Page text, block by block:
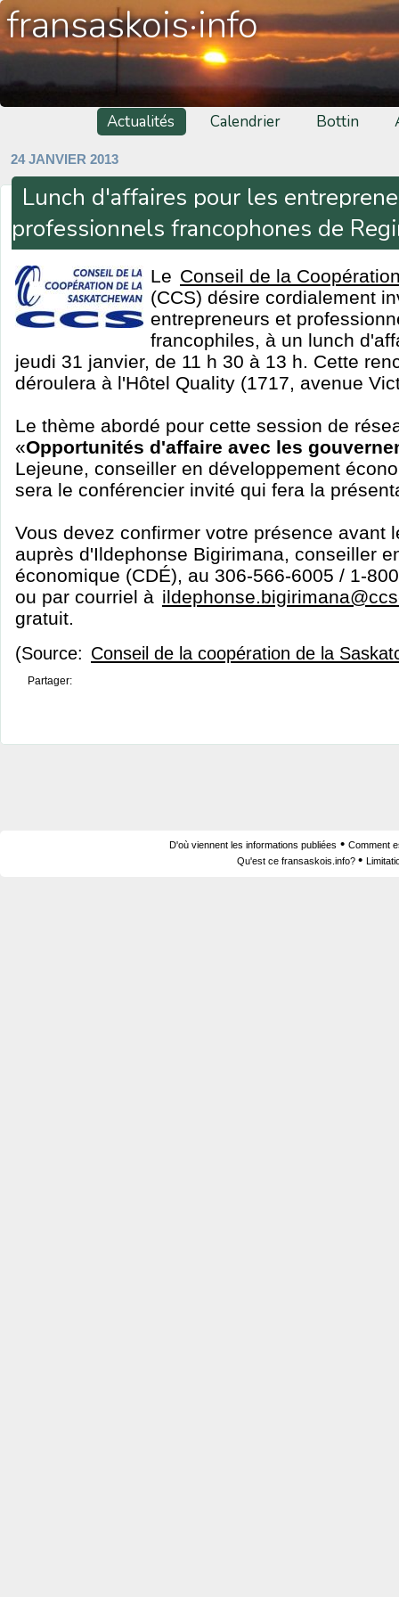
fransaskois·info
Actualités Calendrier Bottin
24 JANVIER 2013
Lunch d'affaires pour les
professionnels francophones de
Le Conseil de la
(CCS) désire cordialement
entrepreneurs et
francophiles, à un lunch
jeudi 31 janvier, de 11 h 30 à 13 h. Cette
déroulera à l'Hôtel Quality (1717, avenue
Le thème abordé pour cette session de
«Opportunités d'affaire avec les
Lejeune, conseiller en développement
sera le conférencier invité qui fera la
Vous devez confirmer votre présence avant
auprès d'Ildephonse Bigirimana, conseiller
économique (CDÉ), au 306-566-6005 / 1-
ou par courriel à
gratuit.
(Source: Conseil de la coopération de la
Partager:
D'où viennent les informations publiées • Comment
Qu'est ce fransaskois.info? •